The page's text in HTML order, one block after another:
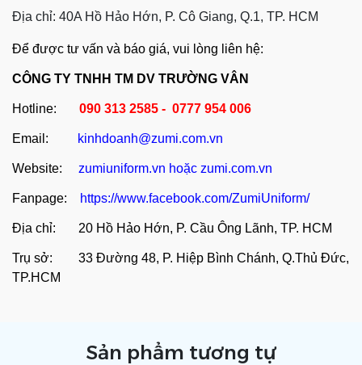
Địa chỉ: 40A Hồ Hảo Hớn, P. Cô Giang, Q.1, TP. HCM
Để được tư vấn và báo giá, vui lòng liên hệ:
CÔNG TY TNHH TM DV TRƯỜNG VÂN
Hotline: 090 313 2585 - 0777 954 006
Email: kinhdoanh@zumi.com.vn
Website: zumiuniform.vn hoặc zumi.com.vn
Fanpage: https://www.facebook.com/ZumiUniform/
Địa chỉ: 20 Hồ Hảo Hớn, P. Cầu Ông Lãnh, TP. HCM
Trụ sở: 33 Đường 48, P. Hiệp Bình Chánh, Q.Thủ Đức,
TP.HCM
Sản phẩm tương tự